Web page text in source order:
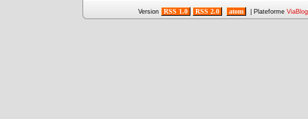
Version RSS 1.0 RSS 2.0 atom | Plateforme